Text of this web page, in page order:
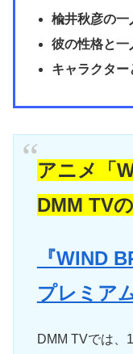
楡井秋彦の一
彼の性格と一
キャラクター
アニメ「
DMM TV
『WIND
プレミア
DMM TVでは、